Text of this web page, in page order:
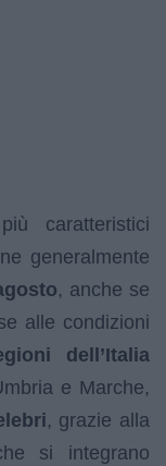
caratteristici
generalmente
, anche se
alle condizioni
dell’Italia
e Marche,
, grazie alla
si integrano